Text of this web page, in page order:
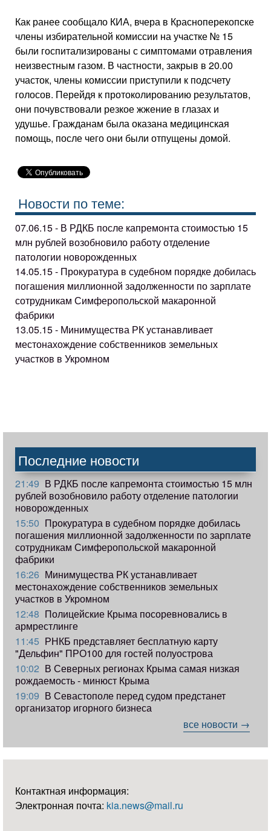
Как ранее сообщало КИА, вчера в Красноперекопске
члены избирательной комиссии на участке № 15
были госпитализированы с симптомами отравления
неизвестным газом. В частности, закрыв в 20.00
участок, члены комиссии приступили к подсчету
голосов. Перейдя к протоколированию результатов,
они почувствовали резкое жжение в глазах и
удушье. Гражданам была оказана медицинская
помощь, после чего они были отпущены домой.
Новости по теме:
07.06.15 - В РДКБ после капремонта стоимостью 15
млн рублей возобновило работу отделение
патологии новорожденных
14.05.15 - Прокуратура в судебном порядке добилась
погашения миллионной задолженности по зарплате
сотрудникам Симферопольской макаронной
фабрики
13.05.15 - Минимущества РК устанавливает
местонахождение собственников земельных
участков в Укромном
Последние новости
21:49 В РДКБ после капремонта стоимостью 15 млн
рублей возобновило работу отделение патологии
новорожденных
15:50 Прокуратура в судебном порядке добилась
погашения миллионной задолженности по зарплате
сотрудникам Симферопольской макаронной
фабрики
16:26 Минимущества РК устанавливает
местонахождение собственников земельных
участков в Укромном
12:48 Полицейские Крыма посоревновались в
армрестлинге
11:45 РНКБ представляет бесплатную карту
"Дельфин" ПРО100 для гостей полуострова
10:02 В Северных регионах Крыма самая низкая
рождаемость - минюст Крыма
19:09 В Севастополе перед судом предстанет
организатор игорного бизнеса
все новости →
Контактная информация:
Электронная почта: kia.news@mail.ru